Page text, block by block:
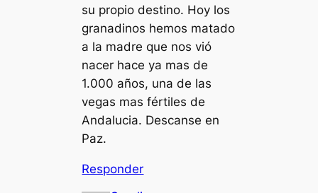
su propio destino. Hoy los
granadinos hemos matado
a la madre que nos vió
nacer hace ya mas de
1.000 años, una de las
vegas mas fértiles de
Andalucia. Descanse en
Paz.
Responder